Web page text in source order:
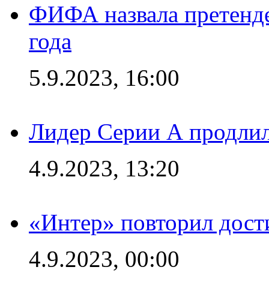
ФИФА назвала
года
5.9.2023, 16:00
Лидер Серии А
4.9.2023, 13:20
«Интер» повторил
4.9.2023, 00:00